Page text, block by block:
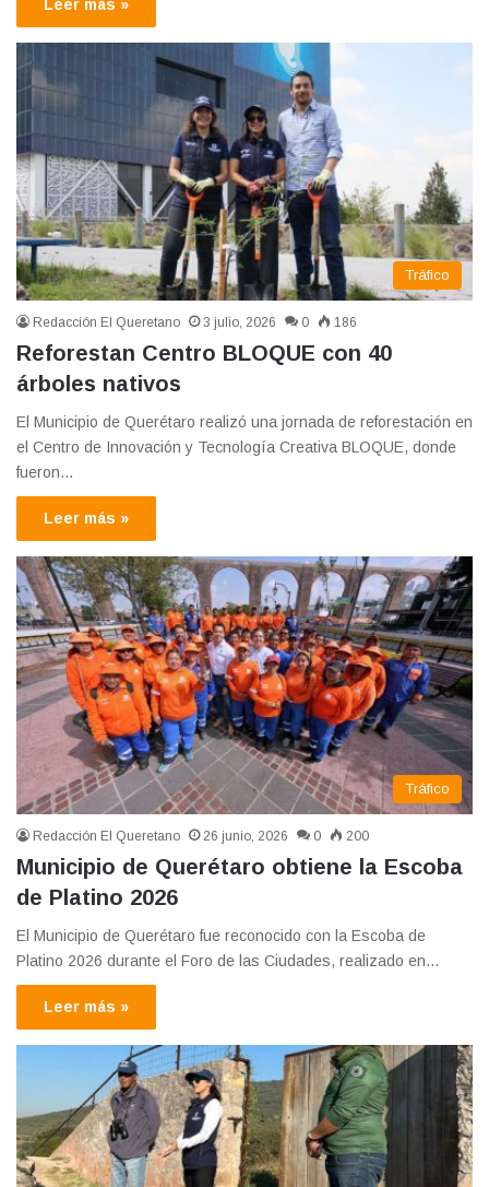
Leer más »
Tráfico
Redacción El Queretano 3 julio, 2026 0 186
Reforestan Centro BLOQUE con 40
árboles nativos
El Municipio de Querétaro realizó una jornada de reforestación en
el Centro de Innovación y Tecnología Creativa BLOQUE, donde
fueron…
Leer más »
Tráfico
Redacción El Queretano 26 junio, 2026 0 200
Municipio de Querétaro obtiene la Escoba
de Platino 2026
El Municipio de Querétaro fue reconocido con la Escoba de
Platino 2026 durante el Foro de las Ciudades, realizado en…
Leer más »